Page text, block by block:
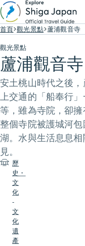
首頁 觀光景點 蘆浦觀音寺
觀光景點
蘆浦觀音寺
安土桃山時代之後
上交通的「船奉行
等，雖為寺院，卻
整個寺院被護城河
湖。水與生活息息
見。
歷
史・
文
化
-
文
化
遺
產